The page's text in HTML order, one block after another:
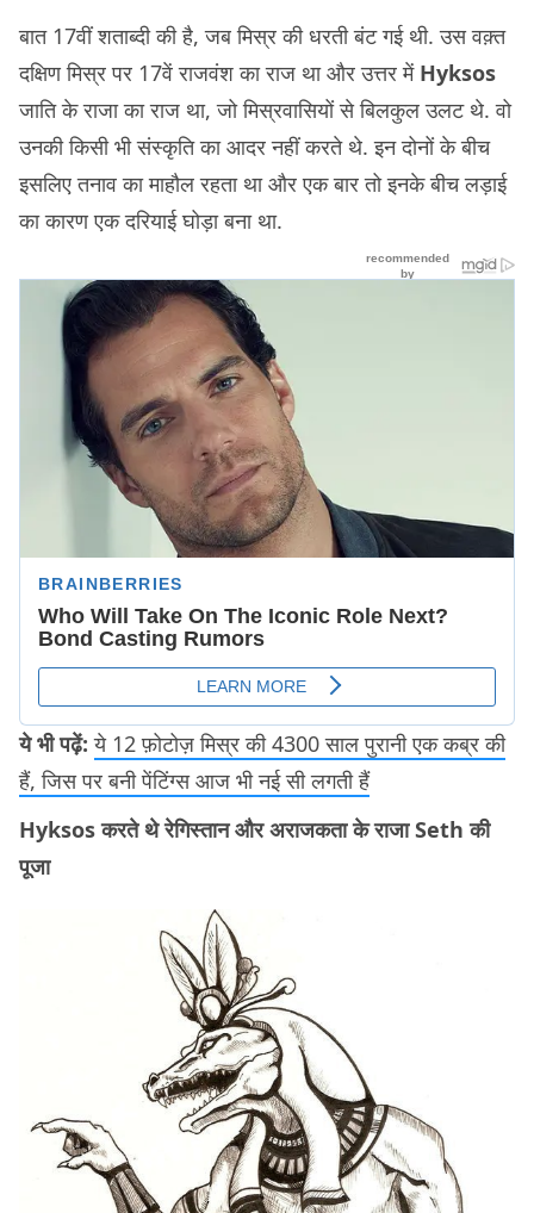
बात 17वीं शताब्दी की है, जब मिस्र की धरती बंट गई थी. उस वक़्त
दक्षिण मिस्र पर 17वें राजवंश का राज था और उत्तर में Hyksos
जाति के राजा का राज था, जो मिस्रवासियों से बिलकुल उलट थे. वो
उनकी किसी भी संस्कृति का आदर नहीं करते थे. इन दोनों के बीच
इसलिए तनाव का माहौल रहता था और एक बार तो इनके बीच लड़ाई
का कारण एक दरियाई घोड़ा बना था.
ये भी पढ़ें:ये 12 फ़ोटोज़ मिस्र की 4300 साल पुरानी एक कब्र की
हैं, जिस पर बनी पेंटिंग्स आज भी नई सी लगती हैं
Hyksos करते थे रेगिस्तान और अराजकता के राजा Seth की
पूजा